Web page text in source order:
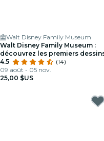
Walt Disney Family Museum
Walt Disney Family Museum :
découvrez les premiers
la musique et bien plus encore
4.5
(14)
09 août - 05 nov.
25,00 $US